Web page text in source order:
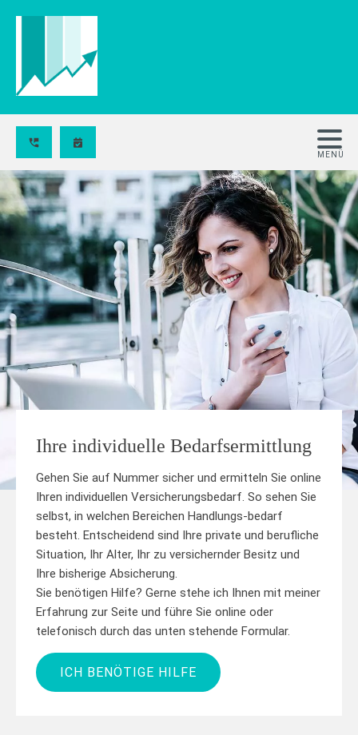
Ihre individuelle Bedarfsermittlung
Gehen Sie auf Nummer sicher und ermitteln Sie online
Ihren individuellen Versicherungsbedarf. So sehen Sie
selbst, in welchen Bereichen Handlungs-bedarf
besteht. Entscheidend sind Ihre private und berufliche
Situation, Ihr Alter, Ihr zu versichernder Besitz und
Ihre bisherige Absicherung.
Sie benötigen Hilfe? Gerne stehe ich Ihnen mit meiner
Erfahrung zur Seite und führe Sie online oder
telefonisch durch das unten stehende Formular.
ICH BENÖTIGE HILFE